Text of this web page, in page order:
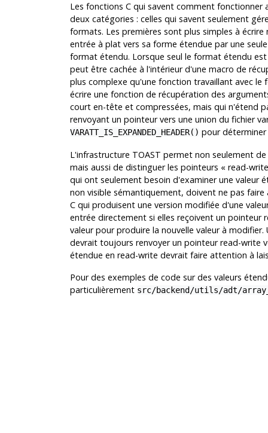
Les fonctions C qui savent comment
deux catégories : celles qui savent seulement
formats. Les premières sont plus simples à
entrée à plat vers sa forme étendue par une
format étendu. Lorsque seul le format étendu
peut être cachée à l'intérieur d'une macro de
plus complexe qu'une fonction travaillant avec
écrire une fonction de récupération des
court en-tête et compressées, mais qui n'étend
renvoyant un pointeur vers une union du fichier
VARATT_IS_EXPANDED_HEADER() pour
L'infrastructure TOAST permet non seulement
mais aussi de distinguer les pointeurs « read-write
qui ont seulement besoin d'examiner une valeur
non visible sémantiquement, doivent ne pas
C qui produisent une version modifiée d'une
entrée directement si elles reçoivent un pointeur
valeur pour produire la nouvelle valeur à
devrait toujours renvoyer un pointeur read-write
étendue en read-write devrait faire attention à
Pour des exemples de code sur des valeurs
particulièrement src/backend/utils/adt/